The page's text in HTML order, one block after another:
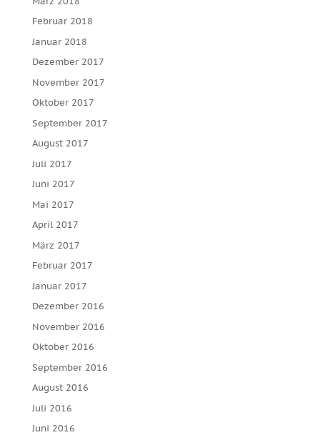
Februar 2018
Januar 2018
Dezember 2017
November 2017
Oktober 2017
September 2017
August 2017
Juli 2017
Juni 2017
Mai 2017
April 2017
März 2017
Februar 2017
Januar 2017
Dezember 2016
November 2016
Oktober 2016
September 2016
August 2016
Juli 2016
Juni 2016